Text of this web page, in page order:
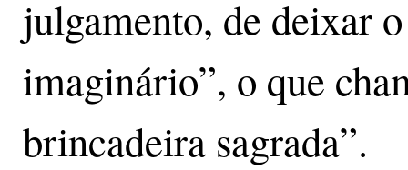
julgamento, de deixar
imaginário”, o que
brincadeira sagrada”.